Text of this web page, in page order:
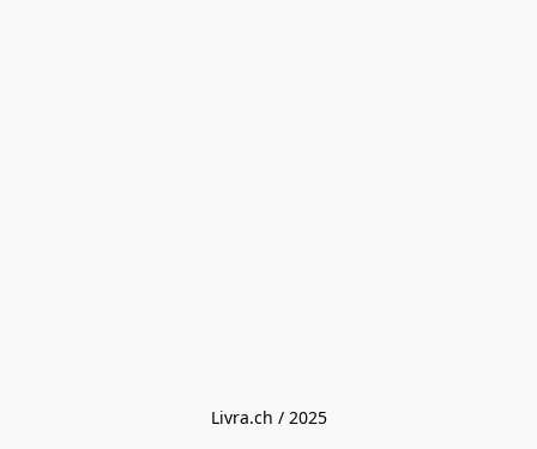
Livra.ch / 2025